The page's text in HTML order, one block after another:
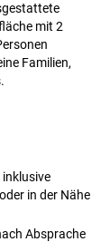
mit 2
Familien,
in der Nähe
Absprache